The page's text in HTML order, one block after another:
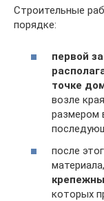
Строительные
порядке:
первой
точке
возле
размером
после
материала,
которых